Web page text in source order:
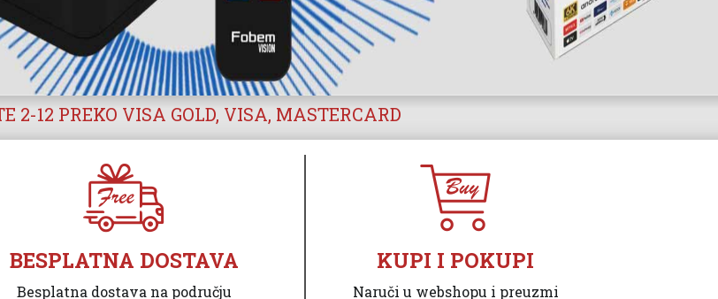
2-12 PREKO VISA GOLD, VISA, MASTERCARD
BESPLATNA DOSTAVA
Besplatna dostava na području
KUPI I POKUPI
Naruči u webshopu i preuzmi